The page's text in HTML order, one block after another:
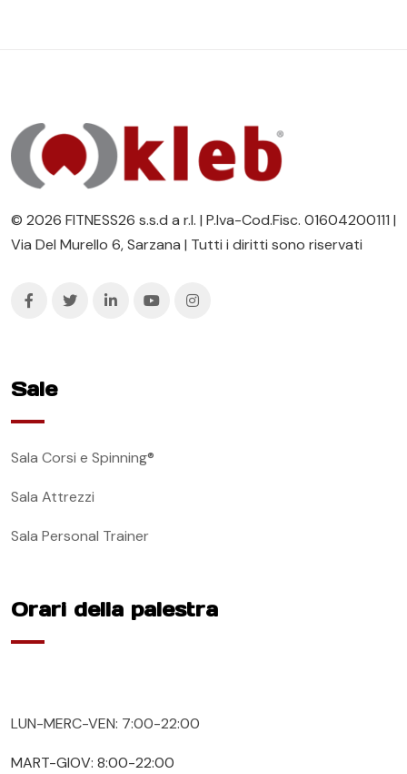
© 2026 FITNESS26 s.s.d a r.l. | P.Iva-Cod.Fisc. 01604200111 |
Via Del Murello 6, Sarzana | Tutti i diritti sono riservati
Sale
Sala Corsi e Spinning®
Sala Attrezzi
Sala Personal Trainer
Orari della palestra
LUN-MERC-VEN: 7:00-22:00
MART-GIOV: 8:00-22:00